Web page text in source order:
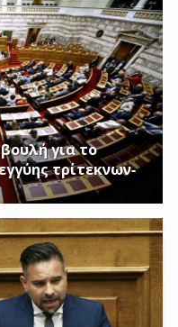
για το
τρίτεκνων-
Στήριξης
Στήριξης σε
από τα εισοδηματικά
με το υπ’ αριθμ. 128/24-